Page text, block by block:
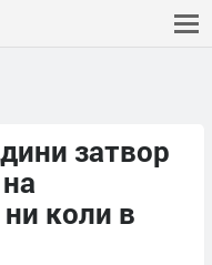
затвор
коли в